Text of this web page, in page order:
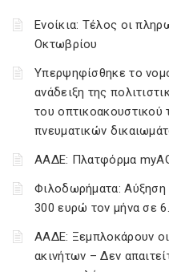
Ενοίκια: Τέλος οι
Οκτωβρίου
Υπερψηφίσθηκε το
ανάδειξη της
του οπτικοακουστικού
πνευματικών
ΑΑΔΕ: Πλατφόρμα
Φιλοδωρήματα:
300 ευρώ τον μήνα σε
ΑΑΔΕ: Ξεμπλοκάρουν
ακινήτων – Δεν